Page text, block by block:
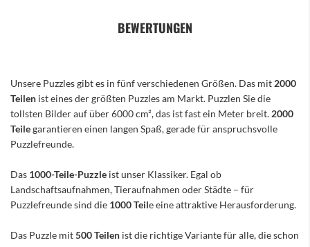
BEWERTUNGEN
Unsere Puzzles gibt es in fünf verschiedenen Größen. Das mit 2000
Teilen ist eines der größten Puzzles am Markt. Puzzlen Sie die
tollsten Bilder auf über 6000 cm², das ist fast ein Meter breit. 2000
Teilegarantieren einen langen Spaß, gerade für anspruchsvolle
Puzzlefreunde.
Das 1000-Teile-Puzzle ist unser Klassiker. Egal ob
Landschaftsaufnahmen, Tieraufnahmen oder Städte – für
Puzzlefreunde sind die 1000 Teile eine attraktive Herausforderung.
Das Puzzle mit500 Teilen ist die richtige Variante für alle, die schon